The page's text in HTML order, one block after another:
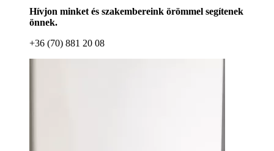
Hívjon minket és szakembereink örömmel segítenek
önnek.
+36 (70) 881 20 08